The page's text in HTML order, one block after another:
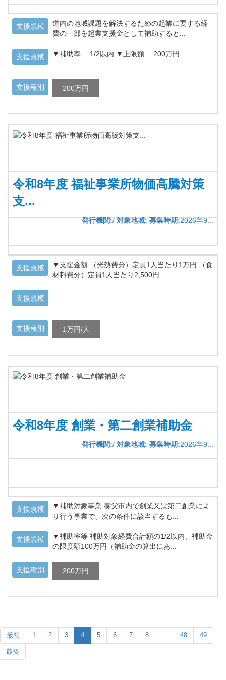
支援規模
道内の地域課題を解決するための起業に要する経
費の一部を起業支援金として補助すると...
支援規模 ▼補助率 1/2以内 ▼上限額 200万円
支援種別 200万円
令和8年度 福祉事業所物価高騰対策
支...
発行機関:/対象地域: 募集時期:2026年9...
支援規模
▼支援金額 （光熱費分）定員1人当たり1万円 （食
材料費分）定員1人当たり2,500円
支援規模
支援種別 1万円/人
令和8年度 創業・第二創業補助金
発行機関:/ 対象地域: 募集時期:2026年9...
支援規模
▼補助対象事業 養父市内で創業又は第二創業によ
り行う事業で、次の条件に該当するも...
支援規模
▼補助率等 補助対象経費合計額の1/2以内、補助金
の限度額100万円（補助金の算出にあ...
支援種別 200万円
最初 1 2 3 4 5 6 7 8 ... 48 49
最後